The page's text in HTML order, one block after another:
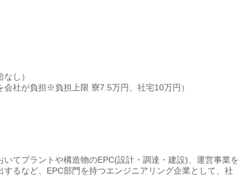
し）
社が負担※負担上限 寮7.5万円、社宅10万円）
てプラントや構造物のEPC(設計・調達・建設)、運営事業を
るなど、EPC部門を持つエンジニアリング企業として、社